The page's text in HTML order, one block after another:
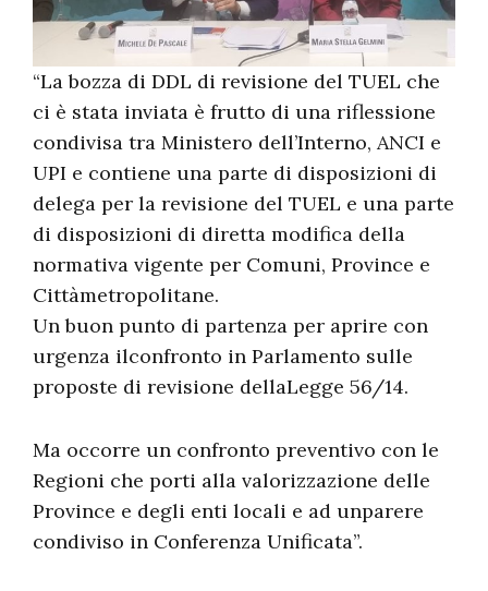
“La bozza di DDL di revisione del TUEL che
ci è stata inviata è frutto di una riflessione
condivisa tra Ministero dell’Interno, ANCI e
UPI e contiene una parte di disposizioni di
delega per la revisione del TUEL e una parte
di disposizioni di diretta modifica della
normativa vigente per Comuni, Province e
Cittàmetropolitane.
Un buon punto di partenza per aprire con
urgenza ilconfronto in Parlamento sulle
proposte di revisione dellaLegge 56/14.
Ma occorre un confronto preventivo con le
Regioni che porti alla valorizzazione delle
Province e degli enti locali e ad unparere
condiviso in Conferenza Unificata”.